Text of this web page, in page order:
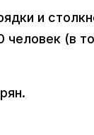
и
человек (в